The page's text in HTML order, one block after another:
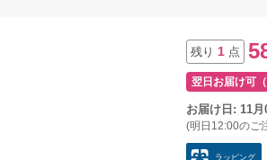
残り 1 点
翌日お届け可（
お届け日: 11
(明日12:00のご
ラッピング